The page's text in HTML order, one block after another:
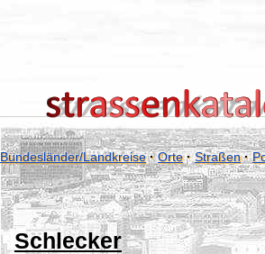
Bundesländer/Landkreise·Orte·Straßen·
Schlecker